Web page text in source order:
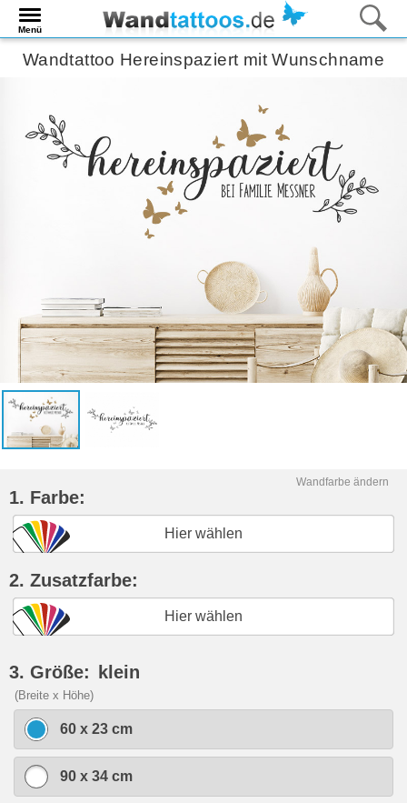
Menü
Wandtattoo Hereinspaziert mit Wunschname
Wandfarbe ändern
1. Farbe:
Hier wählen
2. Zusatzfarbe:
Hier wählen
3. Größe: klein
(Breite x Höhe)
60 x 23 cm
90 x 34 cm